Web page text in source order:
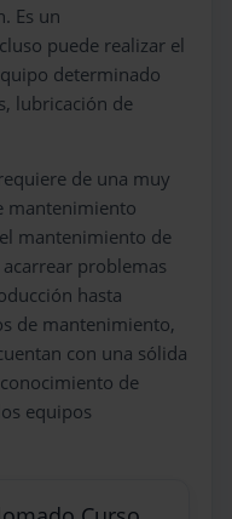
Es un
puede realizar el
determinado
lubricación de
de una muy
mantenimiento
mantenimiento de
problemas
hasta
de mantenimiento,
con una sólida
de
equipos